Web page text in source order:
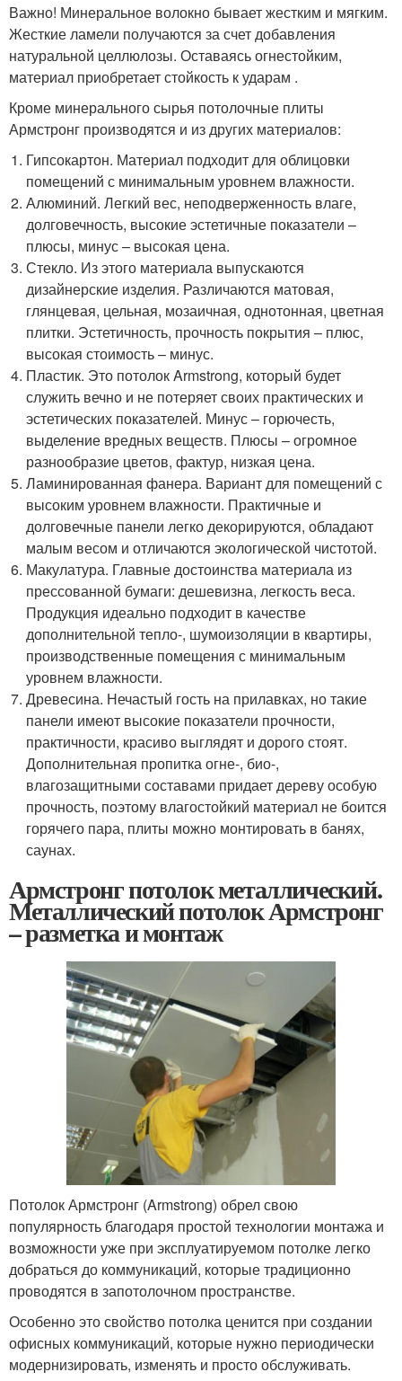
Важно! Минеральное волокно бывает жестким и мягким.
Жесткие ламели получаются за счет добавления
натуральной целлюлозы. Оставаясь огнестойким,
материал приобретает стойкость к ударам .
Кроме минерального сырья потолочные плиты
Армстронг производятся и из других материалов:
Гипсокартон. Материал подходит для облицовки
помещений с минимальным уровнем влажности.
Алюминий. Легкий вес, неподверженность влаге,
долговечность, высокие эстетичные показатели –
плюсы, минус – высокая цена.
Стекло. Из этого материала выпускаются
дизайнерские изделия. Различаются матовая,
глянцевая, цельная, мозаичная, однотонная, цветная
плитки. Эстетичность, прочность покрытия – плюс,
высокая стоимость – минус.
Пластик. Это потолок Armstrong, который будет
служить вечно и не потеряет своих практических и
эстетических показателей. Минус – горючесть,
выделение вредных веществ. Плюсы – огромное
разнообразие цветов, фактур, низкая цена.
Ламинированная фанера. Вариант для помещений с
высоким уровнем влажности. Практичные и
долговечные панели легко декорируются, обладают
малым весом и отличаются экологической чистотой.
Макулатура. Главные достоинства материала из
прессованной бумаги: дешевизна, легкость веса.
Продукция идеально подходит в качестве
дополнительной тепло-, шумоизоляции в квартиры,
производственные помещения с минимальным
уровнем влажности.
Древесина. Нечастый гость на прилавках, но такие
панели имеют высокие показатели прочности,
практичности, красиво выглядят и дорого стоят.
Дополнительная пропитка огне-, био-,
влагозащитными составами придает дереву особую
прочность, поэтому влагостойкий материал не боится
горячего пара, плиты можно монтировать в банях,
саунах.
Армстронг потолок металлический.
Металлический потолок Армстронг
– разметка и монтаж
Потолок Армстронг (Armstrong) обрел свою
популярность благодаря простой технологии монтажа и
возможности уже при эксплуатируемом потолке легко
добраться до коммуникаций, которые традиционно
проводятся в запотолочном пространстве.
Особенно это свойство потолка ценится при создании
офисных коммуникаций, которые нужно периодически
модернизировать, изменять и просто обслуживать.